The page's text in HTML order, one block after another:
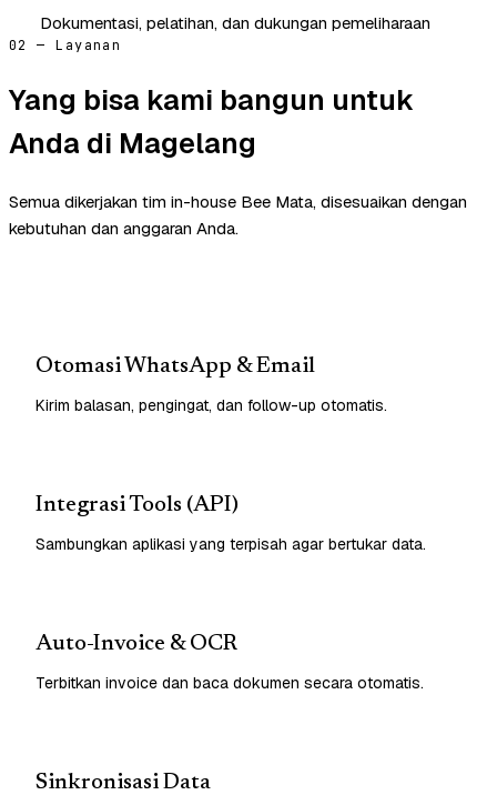
Dokumentasi, pelatihan, dan dukungan pemeliharaan
02 — Layanan
Yang bisa kami bangun untuk
Anda di Magelang
Semua dikerjakan tim in-house Bee Mata, disesuaikan dengan
kebutuhan dan anggaran Anda.
Otomasi WhatsApp & Email
Kirim balasan, pengingat, dan follow-up otomatis.
Integrasi Tools (API)
Sambungkan aplikasi yang terpisah agar bertukar data.
Auto-Invoice & OCR
Terbitkan invoice dan baca dokumen secara otomatis.
Sinkronisasi Data